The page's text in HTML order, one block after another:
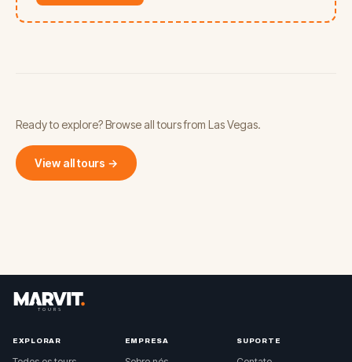
Ready to explore? Browse all tours from Las Vegas.
View all tours →
EXPLORAR EMPRESA SUPORTE